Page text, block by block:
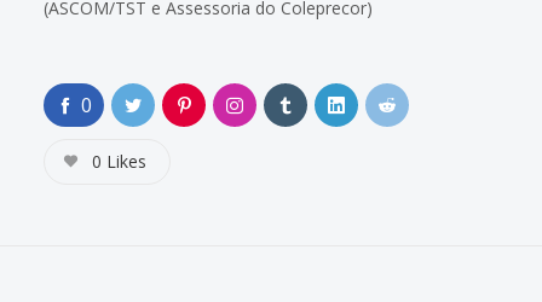
(ASCOM/TST e Assessoria do Coleprecor)
0
0 Likes